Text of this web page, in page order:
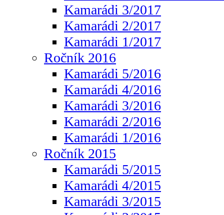
Kamarádi 3/2017
Kamarádi 2/2017
Kamarádi 1/2017
Ročník 2016
Kamarádi 5/2016
Kamarádi 4/2016
Kamarádi 3/2016
Kamarádi 2/2016
Kamarádi 1/2016
Ročník 2015
Kamarádi 5/2015
Kamarádi 4/2015
Kamarádi 3/2015